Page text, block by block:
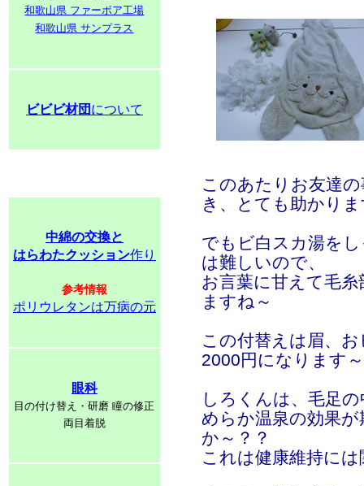
和歌山県 ファーボア工場
和歌山県 サンプラス
ビビビ材団 について
中綿の交換と
はらわたクッション作り
参考情報
ポリウレタンは万病の元
眼科
目の付け替え・研磨 瞳の修正
両目着脱
このあたりお友達
き、とても助かり
でもビ白スカ湯を
は難しいので、
お言葉に甘えて毛
ますね～
この付替えは眉、
2000円になります～
しろくんは、毛足
めらか温泉の効果
か～？？
これは健康維持に